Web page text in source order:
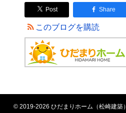
Post Share
このブログを購読
© 2019-2026 ひだまりホーム（松崎建築）